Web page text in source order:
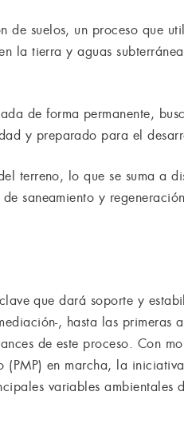
suelos, un proceso que
la tierra y aguas
de forma permanente,
y preparado para el
terreno, lo que se suma a
saneamiento y
que dará soporte y
, hasta las primeras
de este proceso. Con
en marcha, la
variables ambientales